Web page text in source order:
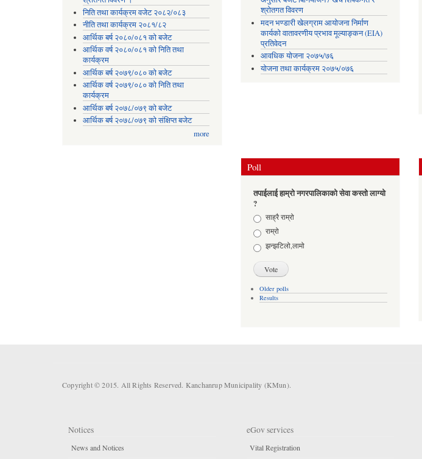
निति तथा कार्यक्रम वजेट २०८२/०८३
नीति तथा कार्यक्रम २०८१/८२
आर्थिक बर्ष २०८०/०८१ को बजेट
आर्थिक वर्ष २०८०/०८१ को निति तथा
कार्यक्रम
आर्थिक बर्ष २०७९/०८० को बजेट
आर्थिक वर्ष २०७९/०८० को निति तथा
कार्यक्रम
आर्थिक बर्ष २०७८/०७९ को बजेट
आर्थिक बर्ष २०७८/०७९ को संक्षिप्त बजेट
more
श्रोतगत विवरण
मदन भण्डारी खेलग्राम आयोजना निर्माण
कार्यको वातावरणीय प्रभाव मूल्याङ्कन (EIA)
प्रतिवेदन
आवधिक योजना २०७५/७६
योजना तथा कार्यक्रम २०७५/०७६
Poll
तपाईलाई हाम्रो नगरपालिकाको सेवा कस्तो लाग्यो
?
Choicesसाह्रै राम्रो
राम्रो
झन्झटिलो,लामो
Older polls
Results
Copyright © 2015. All Rights Reserved. Kanchanrup Municipality (KMun).
Notices
News and Notices
eGov services
Vital Registration